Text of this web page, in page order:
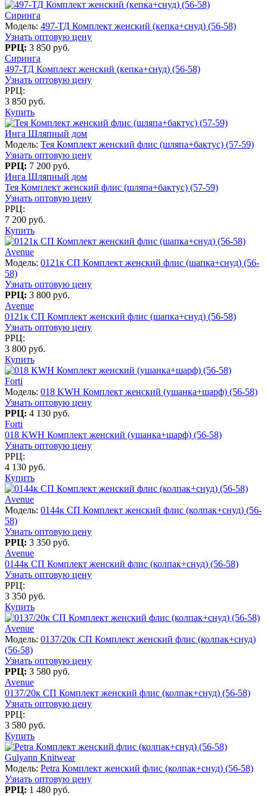
Сиринга
Модель: 497-ТД Комплект женский (кепка+снуд) (56-58)
Узнать оптовую цену
РРЦ: 3 850 руб.
Сиринга
497-ТД Комплект женский (кепка+снуд) (56-58)
Узнать оптовую цену
РРЦ:
3 850 руб.
Купить
Инга Шляпный дом
Модель: Тея Комплект женский флис (шляпа+бактус) (57-59)
Узнать оптовую цену
РРЦ: 7 200 руб.
Инга Шляпный дом
Тея Комплект женский флис (шляпа+бактус) (57-59)
Узнать оптовую цену
РРЦ:
7 200 руб.
Купить
Avenue
Модель: 0121к СП Комплект женский флис (шапка+снуд) (56-
58)
Узнать оптовую цену
РРЦ: 3 800 руб.
Avenue
0121к СП Комплект женский флис (шапка+снуд) (56-58)
Узнать оптовую цену
РРЦ:
3 800 руб.
Купить
Forti
Модель: 018 KWH Комплект женский (ушанка+шарф) (56-58)
Узнать оптовую цену
РРЦ: 4 130 руб.
Forti
018 KWH Комплект женский (ушанка+шарф) (56-58)
Узнать оптовую цену
РРЦ:
4 130 руб.
Купить
Avenue
Модель: 0144к СП Комплект женский флис (колпак+снуд) (56-
58)
Узнать оптовую цену
РРЦ: 3 350 руб.
Avenue
0144к СП Комплект женский флис (колпак+снуд) (56-58)
Узнать оптовую цену
РРЦ:
3 350 руб.
Купить
Avenue
Модель: 0137/20к СП Комплект женский флис (колпак+снуд)
(56-58)
Узнать оптовую цену
РРЦ: 3 580 руб.
Avenue
0137/20к СП Комплект женский флис (колпак+снуд) (56-58)
Узнать оптовую цену
РРЦ:
3 580 руб.
Купить
Gulyann Knitwear
Модель: Petra Комплект женский флис (колпак+снуд) (56-58)
Узнать оптовую цену
РРЦ: 1 480 руб.